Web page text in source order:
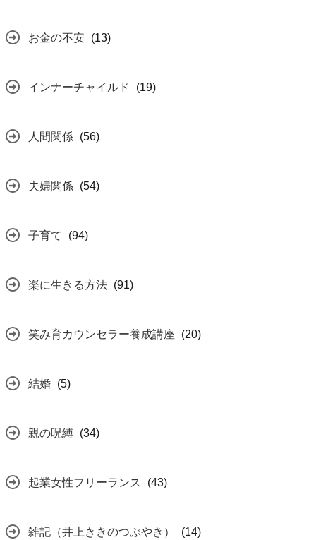
お金の不安 (13)
インナーチャイルド (19)
人間関係 (56)
夫婦関係 (54)
子育て (94)
楽に生きる方法 (91)
笑み育カウンセラー養成講座 (20)
結婚 (5)
親の呪縛 (34)
起業女性フリーランス (43)
雑記（井上ききのつぶやき） (14)